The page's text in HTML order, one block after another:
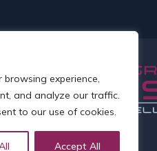
experience,
and analyze our traffic.
to our use of cookies.
Accept All